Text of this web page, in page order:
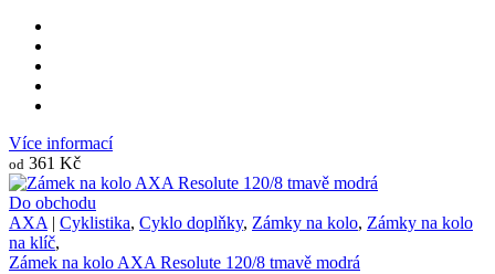
Více informací
od 361 Kč
Do obchodu
AXA| Cyklistika, Cyklo doplňky, Zámky na kolo, Zámky na kolo
na klíč,
Zámek na kolo AXA Resolute 120/8 tmavě modrá